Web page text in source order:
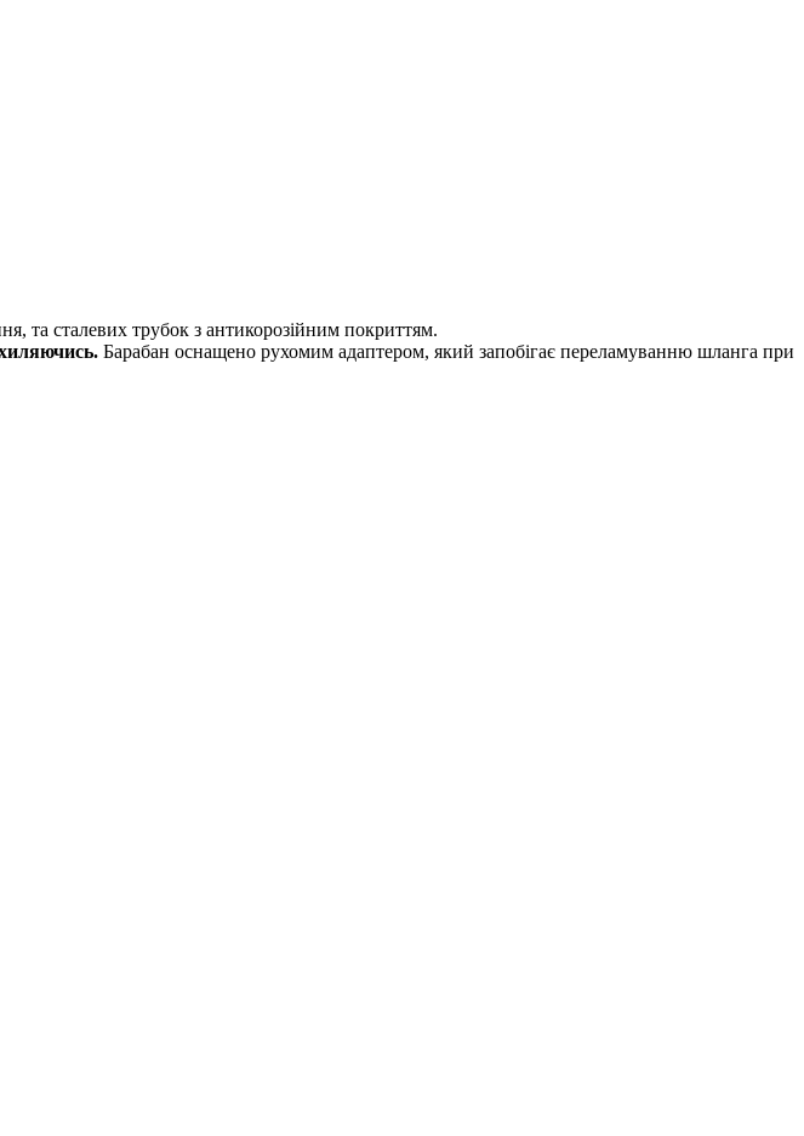
та сталевих трубок з антикорозійним покриттям.
Барабан оснащено рухомим адаптером, який запобігає переламуванню шланга при